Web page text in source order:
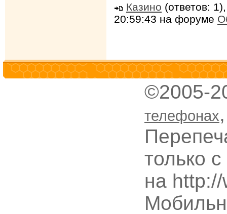
Казино (ответов:
20:59:43 на форуме
©2005-
телефонах
только
на